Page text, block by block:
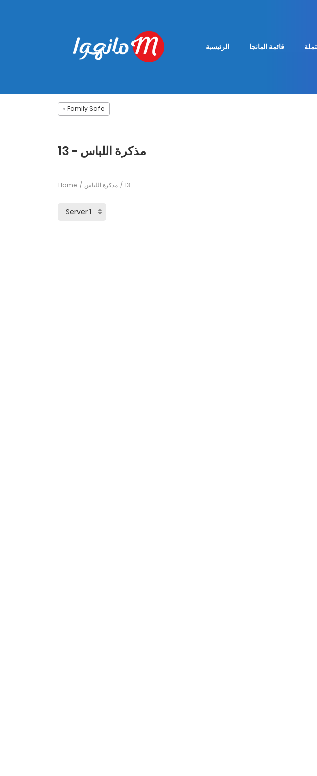
الرئيسية قائمة المانجا
Family Safe
مذكرة اللباس - 13
Home مذكرة اللباس 13